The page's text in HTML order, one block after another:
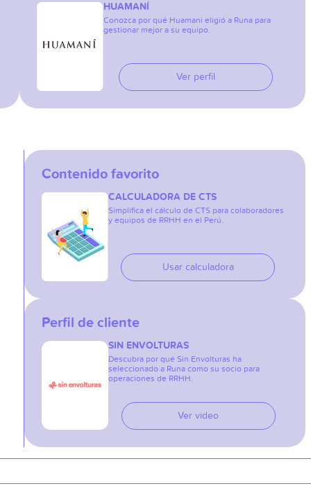
HUAMANÍ
Conozca por qué Huamani eligió a Runa para
gestionar mejor a su equipo.
Ver perfil
Contenido favorito
CALCULADORA DE CTS
Simplifica el cálculo de CTS para colaboradores
y equipos de RRHH en el Perú.
Usar calculadora
Perfil de cliente
SIN ENVOLTURAS
Descubra por qué Sin Envolturas ha
seleccionado a Runa como su socio para
operaciones de RRHH.
Ver video